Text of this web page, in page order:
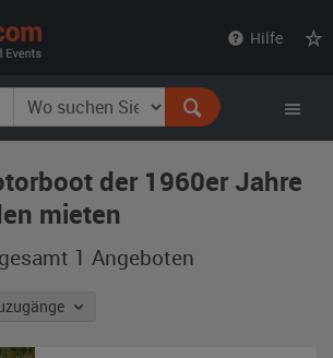
Hilfe
der 1960er Jahre
mieten
1 Angeboten
nach: Neuzugänge